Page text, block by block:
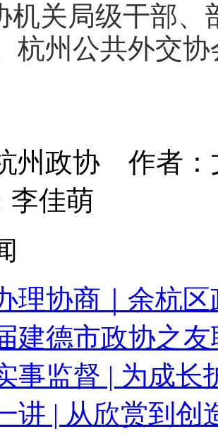
机关局级干部、
杭州公共外交
州政协 作者
李佳萌
理协商｜余杭
建德市政协之
事监督 | 为成长
讲 | 从欣赏到创